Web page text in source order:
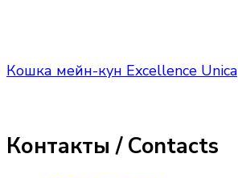
Кошка мейн-кун Excellence Unica
Контакты / Contacts